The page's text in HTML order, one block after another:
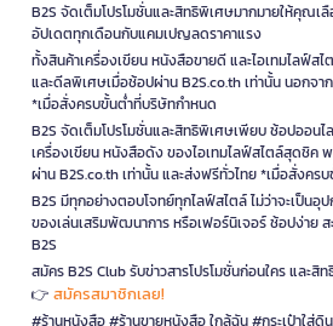
B2S จัดเต็มโปรโมชั่นและสิทธิพิเศษมากมายให้คุณเ
อัปเดตทุกเดือนกับแคมเปญลดราคาแรง
ทั้งสินค้าเครื่องเขียน หนังสือขายดี และไอเทมไลฟ์
และดีลพิเศษเมื่อช้อปผ่าน B2S.co.th เท่านั้น นอกจา
*เมื่อสั่งครบขั้นต่ำที่บริษัทกำหนด
B2S จัดเต็มโปรโมชั่นและสิทธิพิเศษเพียบ ช้อปออน
เครื่องเขียน หนังสือดัง ของไอเทมไลฟ์สไตล์สุดชิค
ผ่าน B2S.co.th เท่านั้น และส่งฟรีทั่วไทย *เมื่อสั่งคร
B2S มีทุกอย่างตอบโจทย์ทุกไลฟ์สไตล์ ไม่ว่าจะเป็นอุ
ของเล่นเสริมพัฒนาการ หรือเฟอร์นิเจอร์ ช้อปง่าย
B2S
สมัคร B2S Club รับข่าวสารโปรโมชั่นก่อนใคร และสิ
👉 สมัครสมาชิกเลย!
#ร้านหนังสือ #ร้านขายหนังสือ ใกล้ฉัน #กระเป๋าใส่